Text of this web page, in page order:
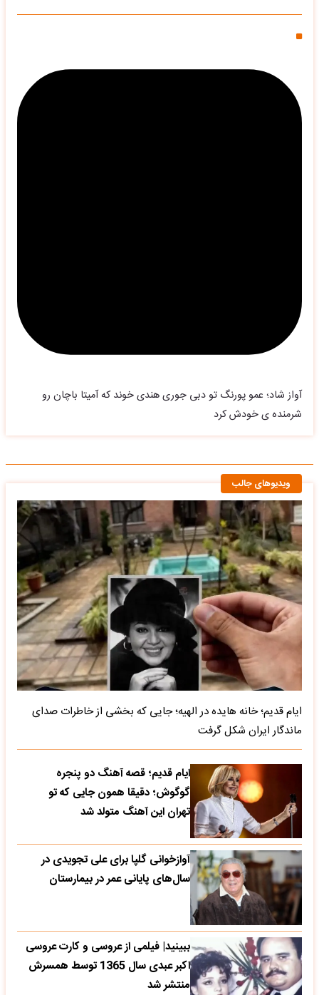
آواز شاد؛ عمو پورنگ تو دبی جوری هندی خوند که آمیتا باچان رو
شرمنده ی خودش کرد
ویدیوهای جالب
ایام قدیم؛ خانه هایده در الهیه؛ جایی که بخشی از خاطرات صدای
ماندگار ایران شکل گرفت
ایام قدیم؛ قصه آهنگ دو پنجره
گوگوش؛ دقیقا همون جایی که تو
تهران این آهنگ متولد شد
آوازخوانی گلپا برای علی تجویدی در
سال‌های پایانی عمر در بیمارستان
ببینید| فیلمی از عروسی و کارت عروسی
اکبر عبدی سال 1365 توسط همسرش
منتشر شد